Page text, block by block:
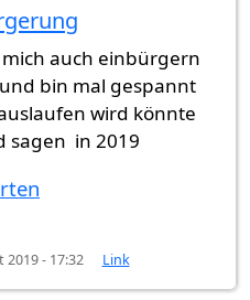
auch einbürgern
bin mal gespannt
wird könnte
sagen in 2019
2019 - 17:32 Link